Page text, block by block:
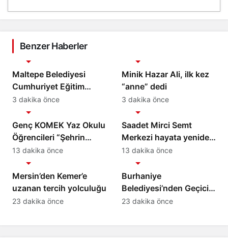
Benzer Haberler
Maltepe Belediyesi
Cumhuriyet Eğitim
Merkezi’nin başarı oranı
yüzde 94,3
3 dakika önce
Minik Hazar Ali, ilk kez
“anne” dedi
3 dakika önce
Genç KOMEK Yaz Okulu
Öğrencileri “Şehrin
Kalbinde Yolculuk”
Yaptı
13 dakika önce
Saadet Mirci Semt
Merkezi hayata yeniden
açılan kapısı oldu
13 dakika önce
Mersin’den Kemer’e
uzanan tercih yolculuğu
23 dakika önce
Burhaniye
Belediyesi’nden Geçici
Pazar Yerinde Düzenli
23 dakika önce